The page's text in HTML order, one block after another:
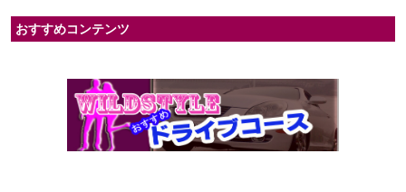
おすすめコンテンツ